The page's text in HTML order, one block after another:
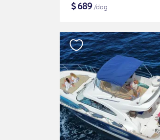
$689/dag